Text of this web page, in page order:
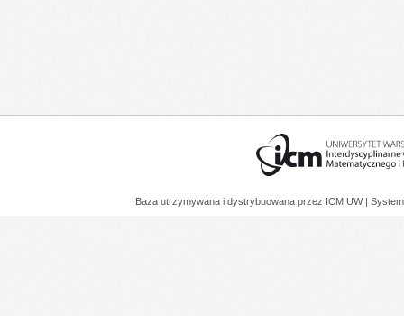
Baza utrzymywana i dystrybuowana przez ICM UW |